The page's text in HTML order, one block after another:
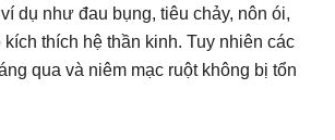
dụ như đau bụng, tiêu chảy, nôn ói,
thích hệ thần kinh. Tuy nhiên các
qua và niêm mạc ruột không bị tổn